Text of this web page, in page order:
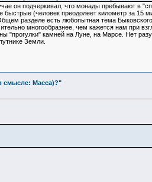
он подчеркивал, что монады пребывают в
(человек преодолеет километр за 15
разделе есть любопытная тема Быковского
многообразнее, чем кажется нам при
"прогулки" камней на Луне, на Марсе. Нет
Земли.
смысле: Масса)?"